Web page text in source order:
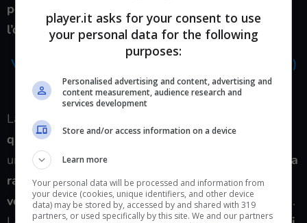
perderebbe subito
. Con lo schermo di CZYY anche
l’occhio avrà una sua, importante, parte.
VEDI SCHERMO DUNGEON MASTER (CTHULHU)
SU AMAZON
La copertura è realizzata
qualità,conciata a dovere per rappresentare
un’illustrazione incredibilmente accattivante, con
una
rappresentazione di Cthulhu che distrugge un
veliero:l’ideale per tutte le avventura marinaresche.
player.it asks for your consent to use
your personal data for the following
purposes:
Personalised advertising and content, advertising and
content measurement, audience research and
services development
Store and/or access information on a device
Learn more
Your personal data will be processed and information from
your device (cookies, unique identifiers, and other device
data) may be stored by, accessed by and shared with 319
partners, or used specifically by this site. We and our partners